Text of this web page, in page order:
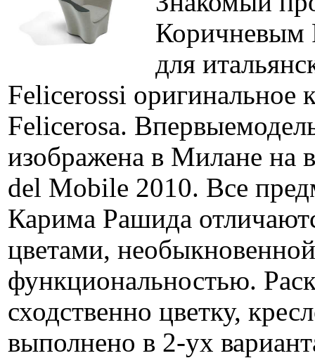
Коричневым
для
Felicerossi оригинальное
Felicerosa.
изображена в Милане на
del Mobile 2010. Все
Карима Рашида
цветами,
функциональностью.
сходственно цветку,
выполнено в 2-ух